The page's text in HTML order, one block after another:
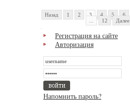
Назад 1 2 3 4 5 6
12 Далее
Регистрация на сайте
Авторизация
Напомнить пароль?